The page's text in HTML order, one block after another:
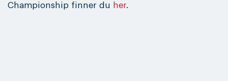
Championship finner du her.